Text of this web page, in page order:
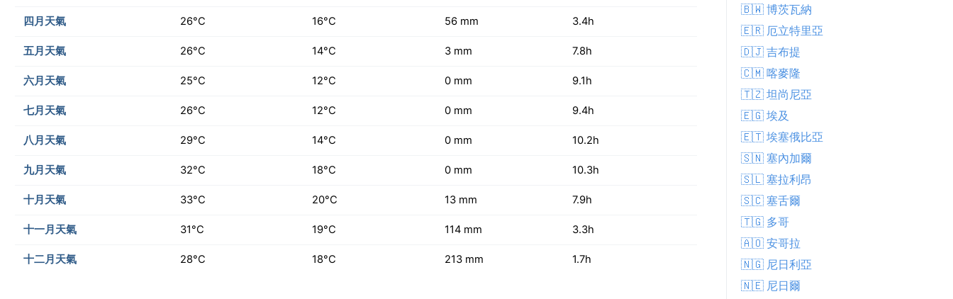
四月天氣 26°C 16°C 56 mm 3.4h
五月天氣 26°C 14°C 3 mm 7.8h
六月天氣 25°C 12°C 0 mm 9.1h
七月天氣 26°C 12°C 0 mm 9.4h
八月天氣 29°C 14°C 0 mm 10.2h
九月天氣 32°C 18°C 0 mm 10.3h
十月天氣 33°C 20°C 13 mm 7.9h
十一月天氣 31°C 19°C 114 mm 3.3h
十二月天氣 28°C 18°C 213 mm 1.7h
🇧🇼 博茨瓦納
🇪🇷 厄立特里亞
🇩🇯 吉布提
🇨🇲 喀麥隆
🇹🇿 坦尚尼亞
🇪🇬 埃及
🇪🇹 埃塞俄比亞
🇸🇳 塞內加爾
🇸🇱 塞拉利昂
🇸🇨 塞舌爾
🇹🇬 多哥
🇦🇴 安哥拉
🇳🇬 尼日利亞
🇳🇪 尼日爾